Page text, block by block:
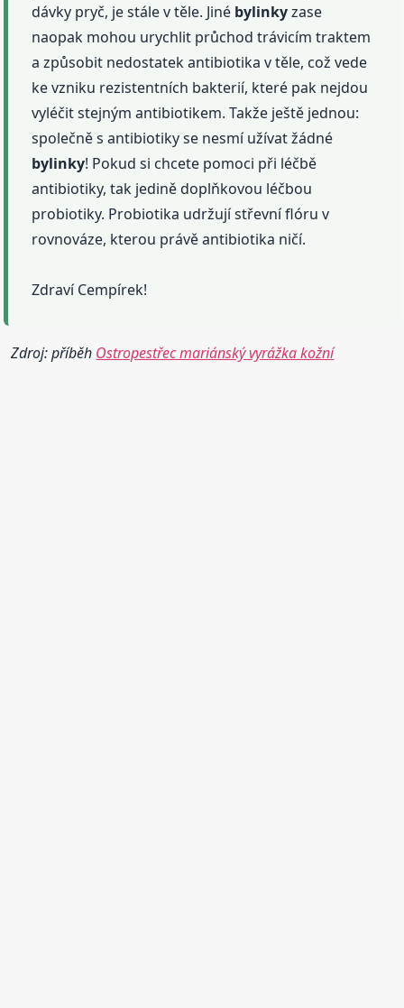
dávky pryč, je stále v těle. Jiné bylinkyzase
naopak mohou urychlit průchod trávicím traktem
a způsobit nedostatek antibiotika v těle, což vede
ke vzniku rezistentních bakterií, které pak nejdou
vyléčit stejným antibiotikem. Takže ještě jednou:
společně s antibiotiky se nesmí užívat žádné
bylinky! Pokud si chcete pomoci při léčbě
antibiotiky, tak jedině doplňkovou léčbou
probiotiky. Probiotika udržují střevní flóru v
rovnováze, kterou právě antibiotika ničí.
Zdraví Cempírek!
Zdroj: příběh Ostropestřec mariánský vyrážka kožní